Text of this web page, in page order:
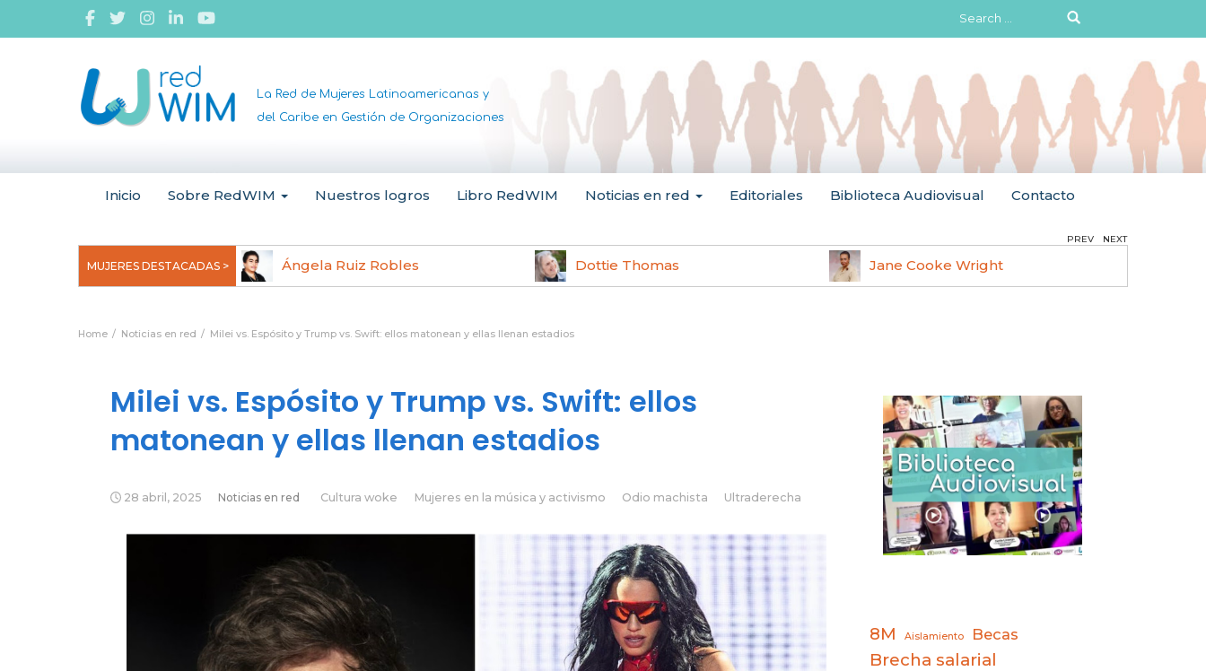
Search
for:
La Red de Mujeres Latinoamericanas y
del Caribe en Gestión de Organizaciones
Inicio Sobre RedWIM Nuestros logros Libro RedWIM Noticias en red Editoriales Biblioteca Audiovisual Contacto
MUJERES DESTACADAS >
Uchegbu, pionera en
Ángela Ruiz Robles Dottie Thomas Jane Cooke Wright
PREV NEXT
Home Noticias en red Milei vs. Espósito y Trump vs. Swift: ellos matonean y ellas llenan estadios
Milei vs. Espósito y Trump vs. Swift: ellos
matonean y ellas llenan estadios
28 abril, 2025 Noticias en red Cultura woke Mujeres en la música y activismo Odio machista Ultraderecha
8M Aislamiento Becas
Brecha salarial